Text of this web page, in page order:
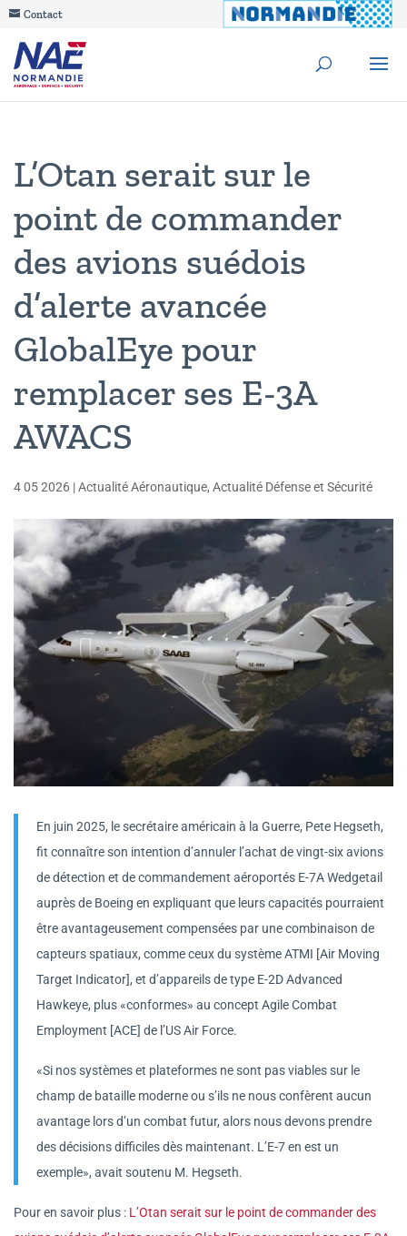
Contact
L’Otan serait sur le
point de commander
des avions suédois
d’alerte avancée
GlobalEye pour
remplacer ses E-3A
AWACS
4 05 2026 |Actualité Aéronautique, Actualité Défense et Sécurité
En juin 2025, le secrétaire américain à la Guerre, Pete Hegseth,
fit connaître son intention d’annuler l’achat de vingt-six avions
de détection et de commandement aéroportés E-7A Wedgetail
auprès de Boeing en expliquant que leurs capacités pourraient
être avantageusement compensées par une combinaison de
capteurs spatiaux, comme ceux du système ATMI [Air Moving
Target Indicator], et d’appareils de type E-2D Advanced
Hawkeye, plus «conformes» au concept Agile Combat
Employment [ACE] de l’US Air Force.
«Si nos systèmes et plateformes ne sont pas viables sur le
champ de bataille moderne ou s’ils ne nous confèrent aucun
avantage lors d’un combat futur, alors nous devons prendre
des décisions difficiles dès maintenant. L’E-7 en est un
exemple», avait soutenu M. Hegseth.
Pour en savoir plus : L’Otan serait sur le point de commander des